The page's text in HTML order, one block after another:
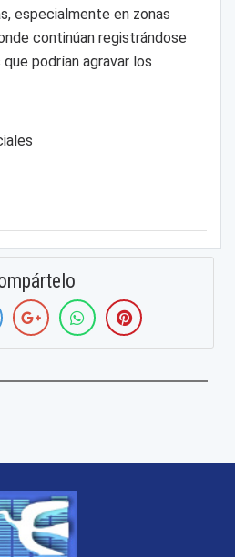
especialmente en zonas
continúan registrándose
podrían agravar los